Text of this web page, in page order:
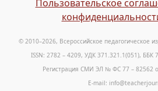
Пользовательское
© 2010–2026, Всероссийское педагогическое
ISSN: 2782 – 4209, УДК 371.321.1(051), ББК
Регистрация СМИ ЭЛ № ФС 77 – 82562
E-mail: